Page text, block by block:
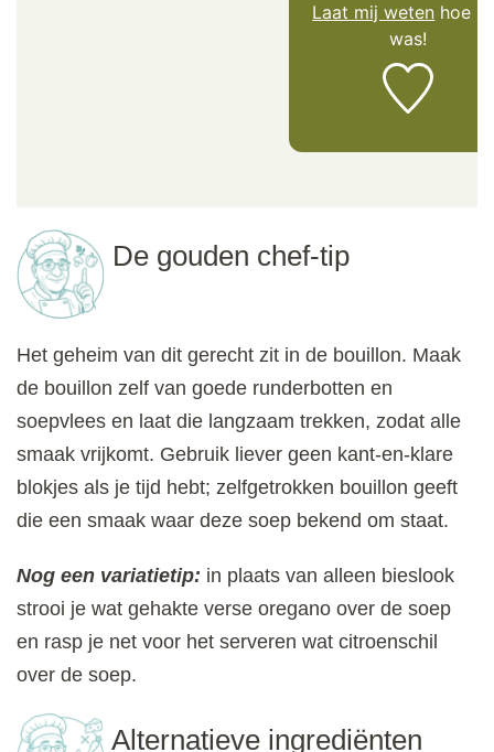
Laat mij weten hoe
was!
De gouden chef-tip
Het geheim van dit gerecht zit in de bouillon. Maak
de bouillon zelf van goede runderbotten en
soepvlees en laat die langzaam trekken, zodat alle
smaak vrijkomt. Gebruik liever geen kant-en-klare
blokjes als je tijd hebt; zelfgetrokken bouillon geeft
die een smaak waar deze soep bekend om staat.
Nog een variatietip: in plaats van alleen bieslook
strooi je wat gehakte verse oregano over de soep
en rasp je net voor het serveren wat citroenschil
over de soep.
Alternatieve ingrediënten